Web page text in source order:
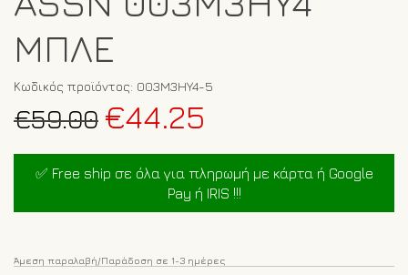
ΜΠΛΕ
Κωδικός προϊόντος: 003M3HY4-5
€59.00 Original
price
was:
€59.00.
€44.25
τιμή
είναι:
€44.25.
✅ Free ship σε όλα για πληρωμή με κάρτα ή Google
Pay ή IRIS !!!
Άμεση παραλαβή/Παράδοση σε 1-3 ημέρες